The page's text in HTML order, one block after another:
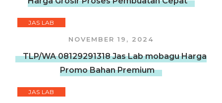
JAS LAB
NOVEMBER 19, 2024
TLP/WA 08129291318 Jas Lab mobagu Harga
Promo Bahan Premium
JAS LAB